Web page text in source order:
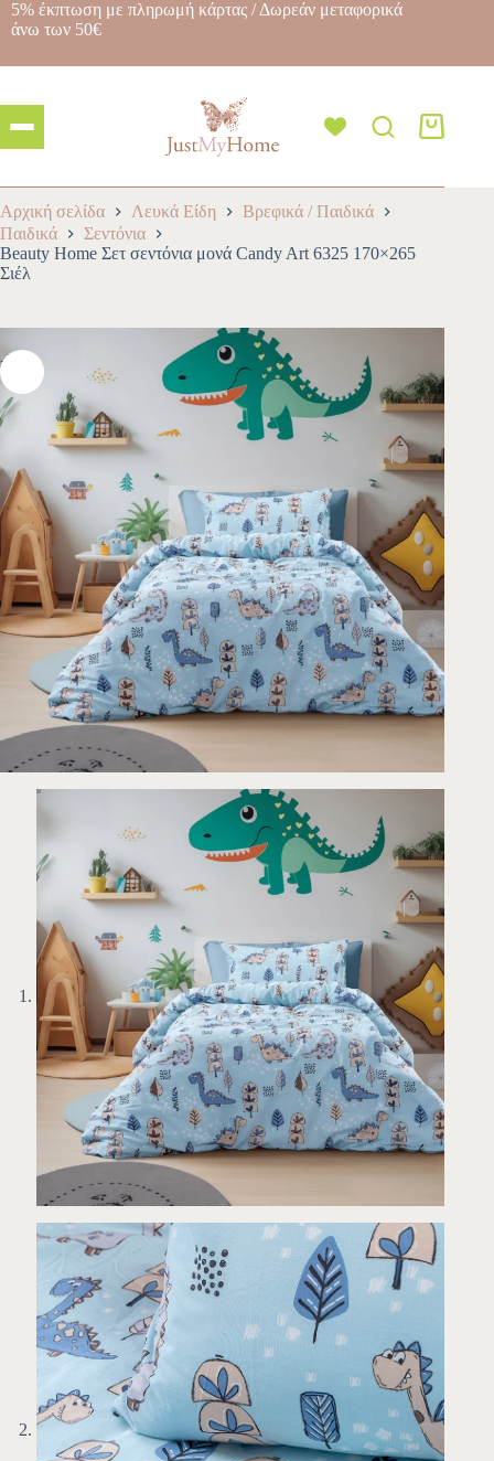
5% έκπτωση με πληρωμή κάρτας / Δωρεάν μεταφορικά
άνω των 50€
Αρχική σελίδα Λευκά Είδη
Βρεφικά / Παιδικά
Παιδικά
Σεντόνια
Beauty Home Σετ σεντόνια μονά Candy Art 6325 170×265
Σιέλ
-10%